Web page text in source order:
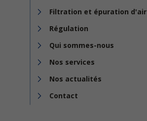
Filtration et épuration d'air
Régulation
Qui sommes-nous
Nos services
Nos actualités
Contact